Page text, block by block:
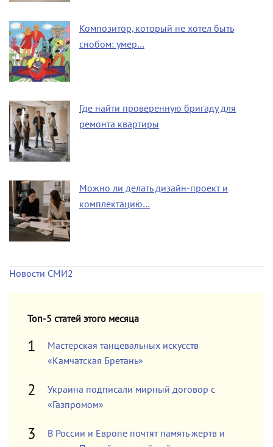
Композитор, который не хотел быть
снобом: умер…
Где найти проверенную бригаду для
ремонта квартиры
Можно ли делать дизайн-проект и
комплектацию…
Новости СМИ2
Топ-5 статей этого месяца
Мастерская танцевальных искусств
«Камчатская Бретань»
Украина подписали мирный договор с
«Газпромом»
В России и Европе почтят память жертв и